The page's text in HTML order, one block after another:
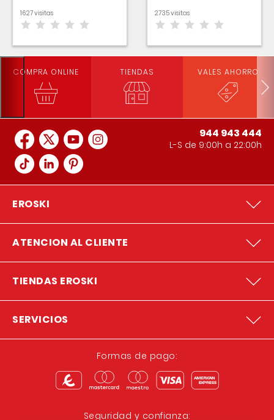
1627 visitas 2735 visitas
COMPRA ONLINE TIENDAS VALES AHORRO
944 943 444
L-S de 9:00h a 22:00h
EROSKI
ATENCION AL CLIENTE
TIENDAS EROSKI
SERVICIOS
Formas de pago:
Seguridad y confianza: